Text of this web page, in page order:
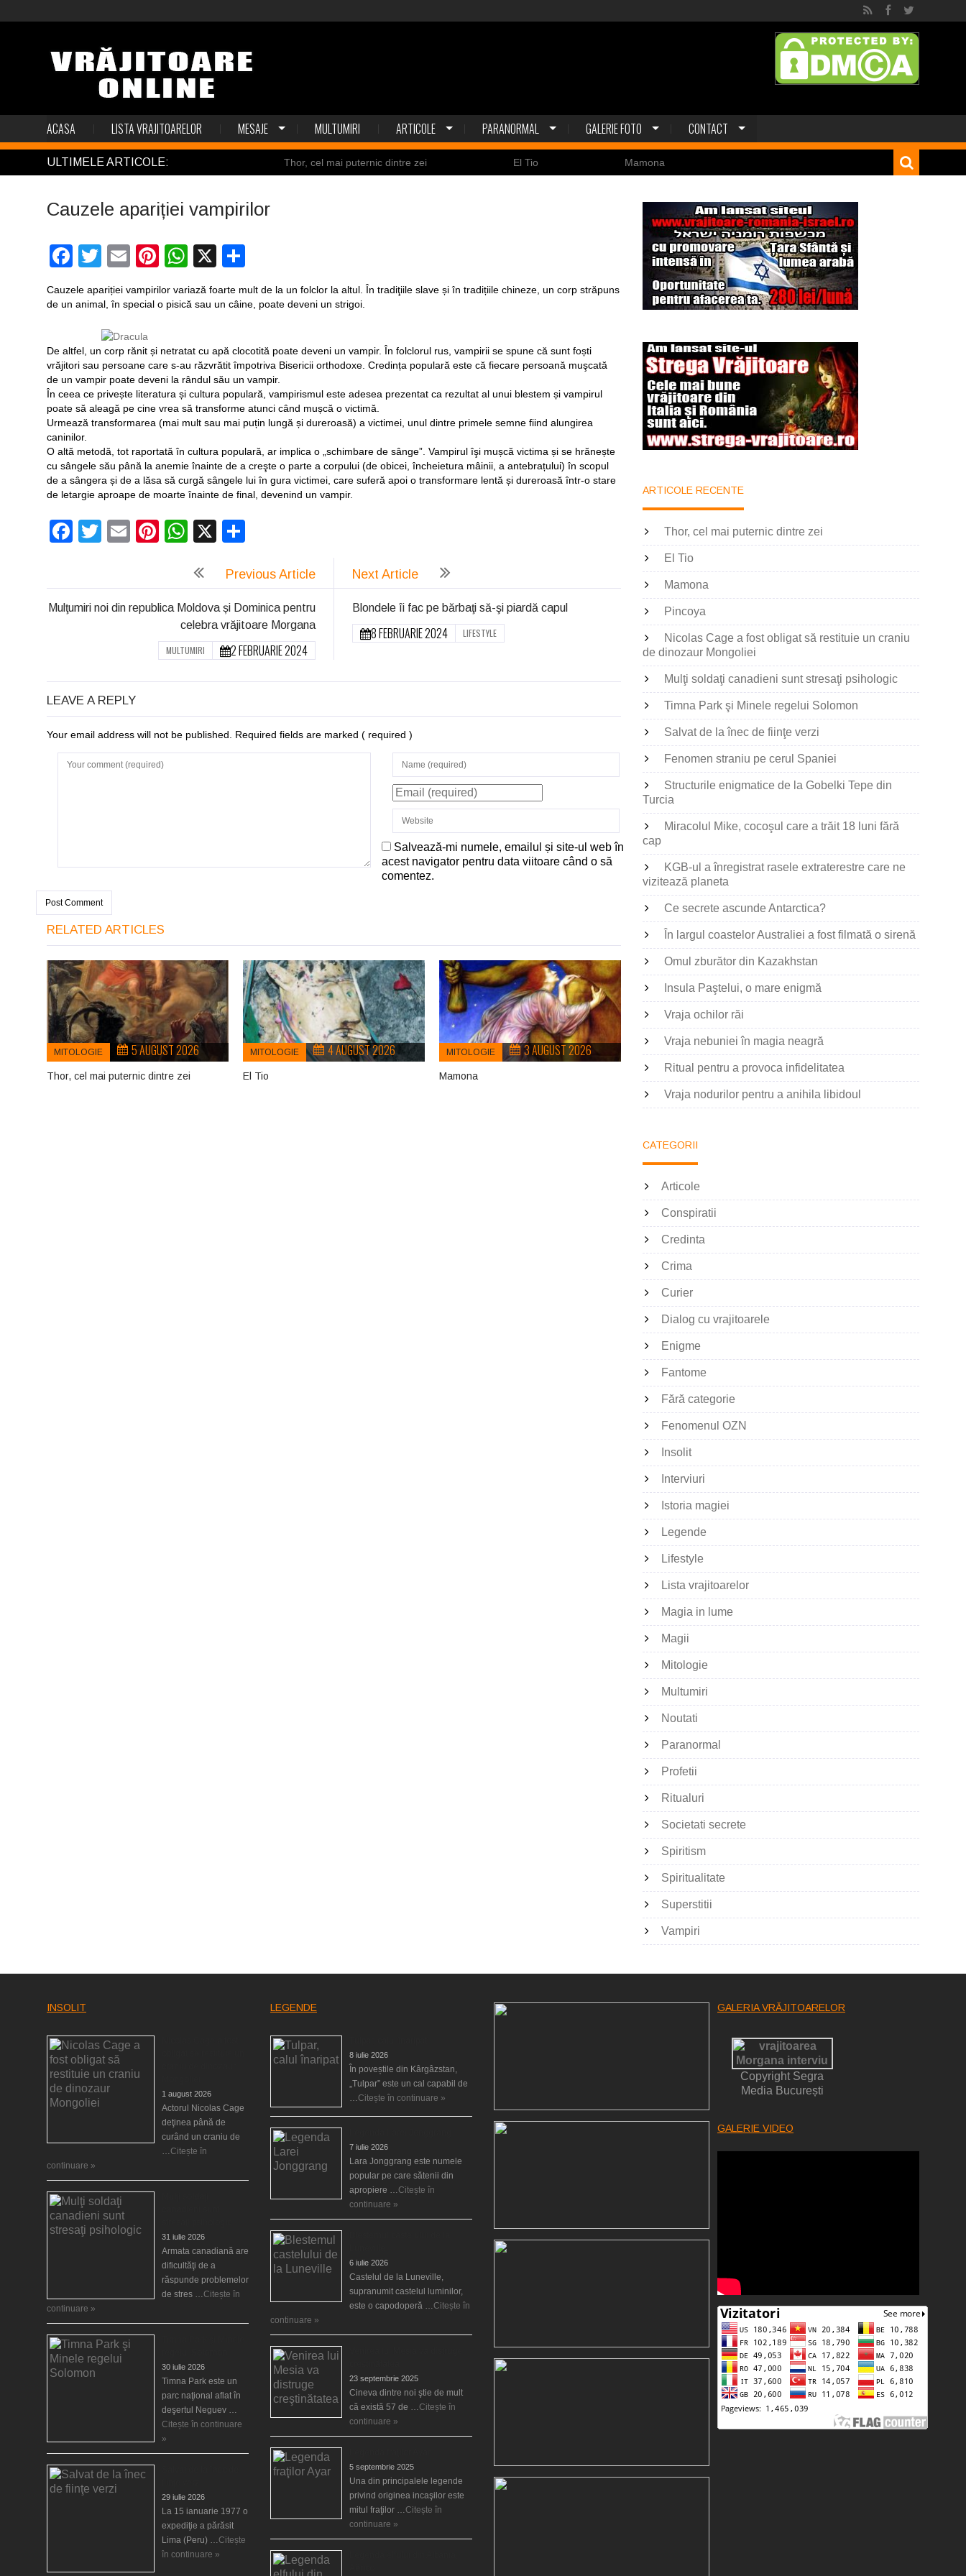
ACASA LISTA VRAJITOARELOR MESAJE MULTUMIRI ARTICOLE PARANORMAL GALERIE FOTO CONTACT
ULTIMELE ARTICOLE: Thor, cel mai puternic dintre zei El Tio Mamona
Timna Park şi Minele regelui Solomon
Fenomen straniu pe cerul Spaniei
Cauzele apariției vampirilor
Facebook
Twitter
EmailPinterest
WhatsApp
X
Cauzele apariției vampirilor variază foarte mult de la un folclor la altul. În tradiţiile slave și în tradițiile chineze, un corp străpuns
de un animal, în special o pisică sau un câine, poate deveni un strigoi.
De altfel, un corp rănit și netratat cu apă clocotită poate deveni un vampir. În folclorul rus, vampirii se spune că sunt foști
vrăjitori sau persoane care s-au răzvrătit împotriva Bisericii orthodoxe. Credința populară este că fiecare persoană muşcată
de un vampir poate deveni la rândul său un vampir.
În ceea ce privește literatura și cultura populară, vampirismul este adesea prezentat ca rezultat al unui blestem și vampirul
poate să aleagă pe cine vrea să transforme atunci când mușcă o victimă.
Urmează transformarea (mai mult sau mai puțin lungă și dureroasă) a victimei, unul dintre primele semne fiind alungirea
caninilor.
O altă metodă, tot raportată în cultura populară, ar implica o „schimbare de sânge”. Vampirul îşi mușcă victima și se hrănește
cu sângele său până la anemie înainte de a creşte o parte a corpului (de obicei, încheietura mâinii, a antebrațului) în scopul
de a sângera și de a lăsa să curgă sângele lui în gura victimei, care suferă apoi o transformare lentă și dureroasă într-o stare
de letargie aproape de moarte înainte de final, devenind un vampir.
Facebook
Twitter
EmailPinterest
WhatsApp
X
Previous Article
Mulţumiri noi din republica Moldova și Dominica pentru
celebra vrăjitoare Morgana
2 FEBRUARIE 2024
MULTUMIRI
Next Article
Blondele îi fac pe bărbaţi să-şi piardă capul
8 FEBRUARIE 2024 LIFESTYLE
LEAVE A REPLY
Your email address will not be published. Required fields are marked ( required )
Salvează-mi numele, emailul și site-ul web în
acest navigator pentru data viitoare când o să
comentez.
RELATED ARTICLES
MITOLOGIE 5 AUGUST 2026
Thor, cel mai puternic dintre zei
MITOLOGIE 4 AUGUST 2026
El Tio
MITOLOGIE 3 AUGUST 2026
Mamona
ARTICOLE RECENTE
Thor, cel mai puternic dintre zei
El Tio
Mamona
Pincoya
Nicolas Cage a fost obligat să restituie un craniu
de dinozaur Mongoliei
Mulţi soldaţi canadieni sunt stresaţi psihologic
Timna Park şi Minele regelui Solomon
Salvat de la înec de fiinţe verzi
Fenomen straniu pe cerul Spaniei
Structurile enigmatice de la Gobelki Tepe din
Turcia
Miracolul Mike, cocoşul care a trăit 18 luni fără
cap
KGB-ul a înregistrat rasele extraterestre care ne
vizitează planeta
Ce secrete ascunde Antarctica?
În largul coastelor Australiei a fost filmată o sirenă
Omul zburător din Kazakhstan
Insula Paştelui, o mare enigmă
Vraja ochilor răi
Vraja nebuniei în magia neagră
Ritual pentru a provoca infidelitatea
Vraja nodurilor pentru a anihila libidoul
CATEGORII
Articole
Conspiratii
Credinta
Crima
Curier
Dialog cu vrajitoarele
Enigme
Fantome
Fără categorie
Fenomenul OZN
Insolit
Interviuri
Istoria magiei
Legende
Lifestyle
Lista vrajitoarelor
Magia in lume
Magii
Mitologie
Multumiri
Noutati
Paranormal
Profetii
Ritualuri
Societati secrete
Spiritism
Spiritualitate
Superstitii
Vampiri
INSOLIT
1 august 2026
Actorul Nicolas Cage
deţinea până de
curând un craniu de
…Citește în
continuare »
31 iulie 2026
Armata canadiană are
dificultăţi de a
răspunde problemelor
de stres …Citește în
continuare »
30 iulie 2026
Timna Park este un
parc naţional aflat în
deşertul Neguev …
Citește în continuare
»
29 iulie 2026
La 15 ianuarie 1977 o
expediţie a părăsit
Lima (Peru) …Citește
în continuare »
LEGENDE
8 iulie 2026
În poveștile din Kârgâzstan,
„Tulpar” este un cal capabil de
…Citește în continuare »
7 iulie 2026
Lara Jonggrang este numele
popular pe care sătenii din
apropiere …Citește în
continuare »
6 iulie 2026
Castelul de la Luneville,
supranumit castelul luminilor,
este o capodoperă …Citește în
continuare »
23 septembrie 2025
Cineva dintre noi ştie de mult
că există 57 de …Citește în
continuare »
5 septembrie 2025
Una din principalele legende
privind originea incaşilor este
mitul fraţilor …Citește în
continuare »
GALERIA VRĂJITOARELOR
Copyright Segra
Media București
GALERIE VIDEO